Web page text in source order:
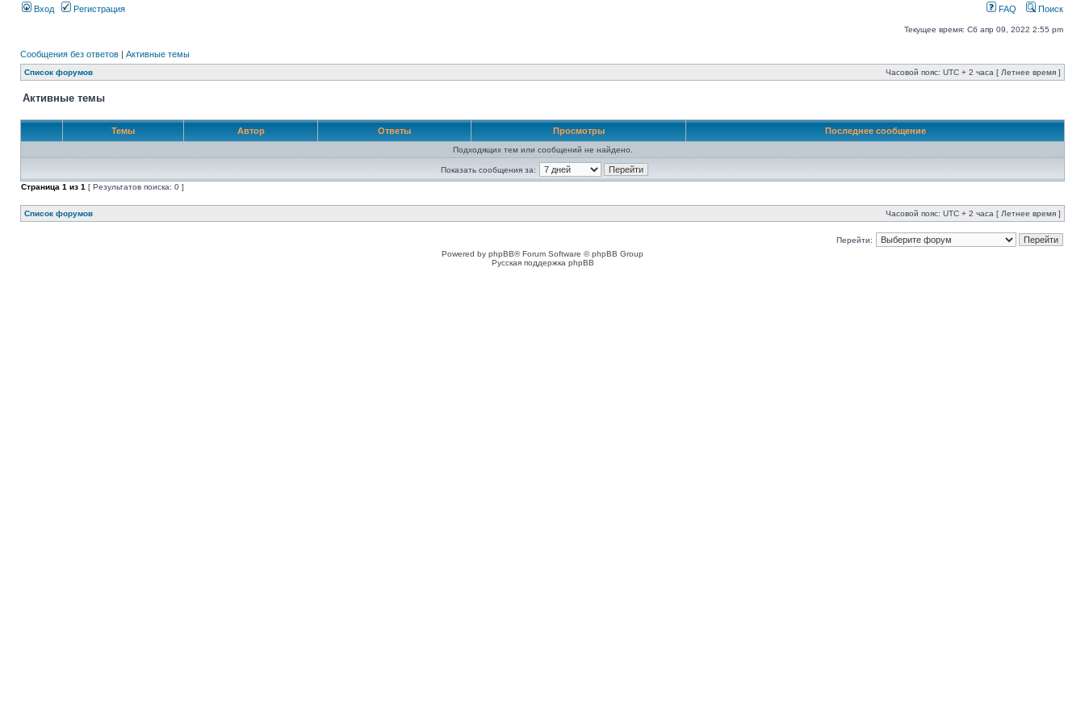
Вход Регистрация FAQ Поиск
Текущее время: Сб апр 09, 2022 2:55 pm
Сообщения без ответов | Активные темы
Список форумов Часовой пояс: UTC + 2 часа [ Летнее время ]
Активные темы
Темы Автор Ответы Просмотры Последнее сообщение
Подходящих тем или сообщений не найдено.
Показать сообщения за:
Страница 1 из 1 [ Результатов поиска: 0 ]
Список форумов Часовой пояс: UTC + 2 часа [ Летнее время ]
Перейти:
Powered by phpBB® Forum Software © phpBB Group
Русская поддержка phpBB